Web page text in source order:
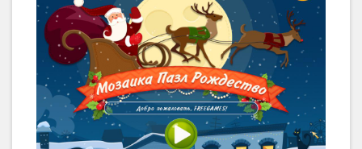
БИЗНЕС
ТРИ-В-РЯД
СТРАТЕГИИ
СТРЕЛЯЛКИ
КВЕСТ